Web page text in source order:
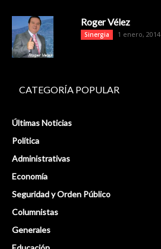
Roger Vélez
Sinergia 1 enero, 2014
CATEGORÍA POPULAR
Últimas Noticias
Política
Administrativas
Economía
Seguridad y Orden Público
Columnistas
Generales